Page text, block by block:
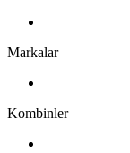
Markalar
Kombinler